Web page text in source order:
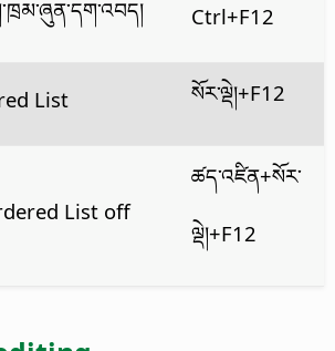
Ctrl+F12
List སོར་ལྡེ།+F12
List off
ཚད་འཛིན+སོར་
ལྡེ།+F12